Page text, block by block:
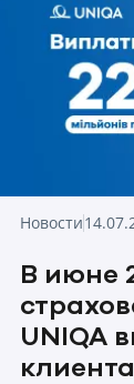
Новости
В июне
UNIQA